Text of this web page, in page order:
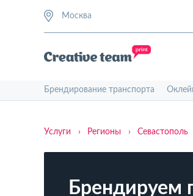
Москва
Брендирование транспорта
Услуги › Регионы › Севастополь
Брендируем